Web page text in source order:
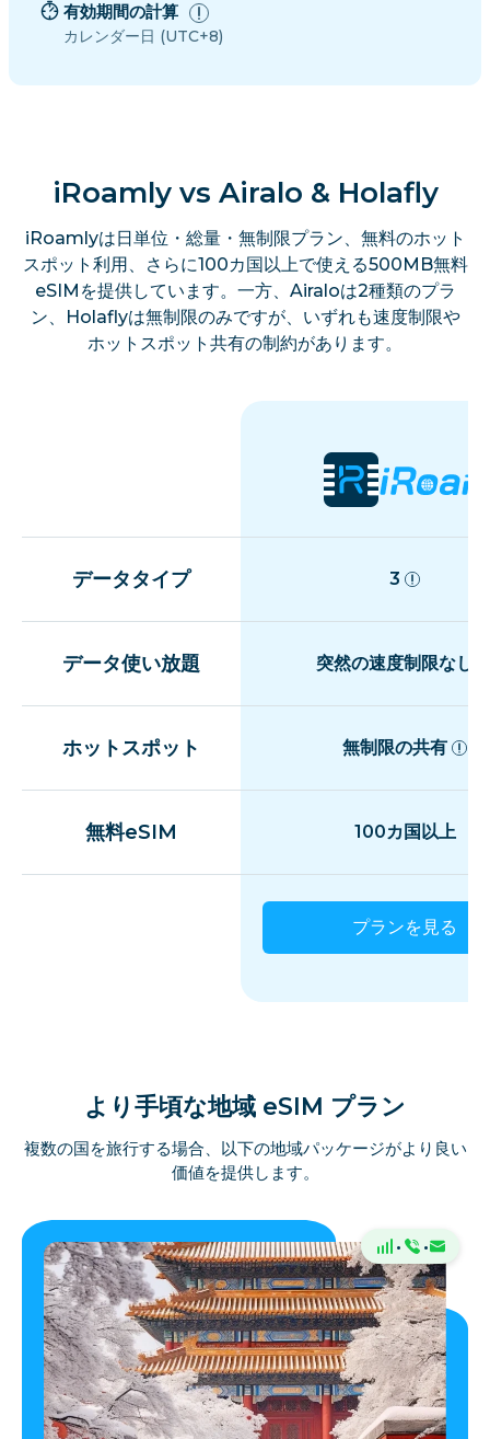
有効期間の計算
カレンダー日 (UTC+8)
iRoamly vs Airalo & Holafly
iRoamlyは日単位・総量・無制限プラン、無料のホット
スポット利用、さらに100カ国以上で使える500MB無料
eSIMを提供しています。一方、Airaloは2種類のプラ
ン、Holaflyは無制限のみですが、いずれも速度制限や
ホットスポット共有の制約があります。
データタイプ 3
データ使い放題 突然の速度制限なし
ホットスポット 無制限の共有
無料eSIM 100カ国以上
プランを見る
より手頃な地域 eSIM プラン
複数の国を旅行する場合、以下の地域パッケージがより良い
価値を提供します。
· ·